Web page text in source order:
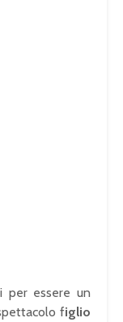
per essere un
figlio